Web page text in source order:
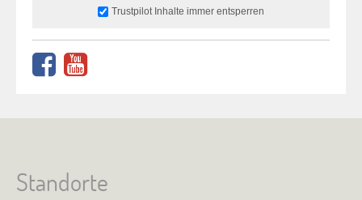
Trustpilot Inhalte immer entsperren
Standorte